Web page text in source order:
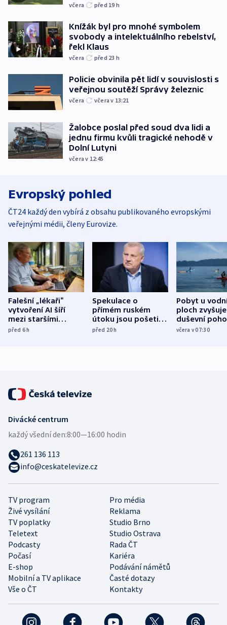
včera před 19 h
Knížák byl pro mnohé symbolem
svobody a intelektuálního rebelství,
řekl Klaus
včera před 23 h
Policie obvinila pět lidí v souvislosti s
veřejnou soutěží Správy železnic
včera včera v 13:21
Žalobce poslal před soud dva lidi a
jednu firmu kvůli tragické nehodě v
Dolní Lutyni
včera v 12:45
Evropský pohled
ČT24 každý den vybírá z obsahu publikovaného evropskými
veřejnými médii, členy Eurovize.
Falešní „lékaři“
vytvoření AI šíří
mezi staršími
Poláky nebezpečné
před 6h
Spekulace o
přímém ruském
útoku jsou pošetilé,
míní estonský
před 20h
Pobyt u
ploch zvyšuje
duševní
ukázala
včera v 07:30
TV program
Pro média
Živé vysílání
Reklama
TV poplatky
Studio Brno
Teletext
Studio Ostrava
Podcasty
Rada ČT
Počasí
Kariéra
E-shop
Podávání námětů
Mobilní a TV aplikace
Časté dotazy
Vše o ČT
Kontakty
Divácké centrum
každý všední den:8:00—16:00 hodin
261 136 113
info@ceskatelevize.cz